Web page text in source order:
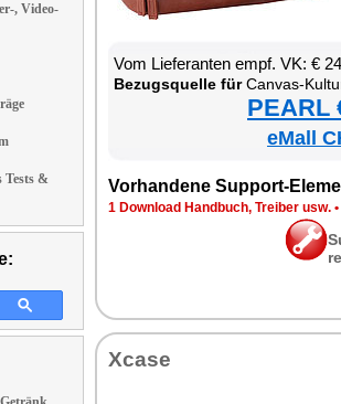
, Video-
Tests &
Vom Lie­fe­ran­ten empf. VK: €
Be­zugs­quel­le fürCan­vas-
PEARL
eMall
Vor­han­de­ne Sup­port-
1 Down­load Hand­buch, Trei­ber usw. •
Xca­se